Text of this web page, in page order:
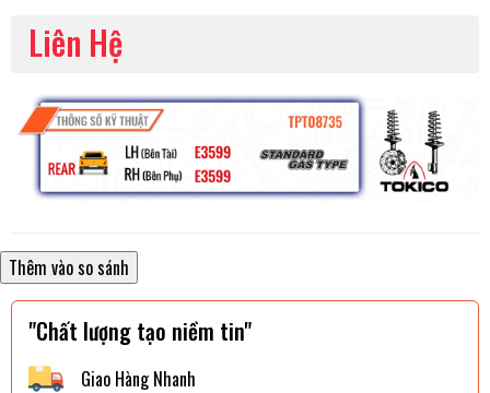
Liên Hệ
"Chất lượng tạo niềm tin"
Giao Hàng Nhanh